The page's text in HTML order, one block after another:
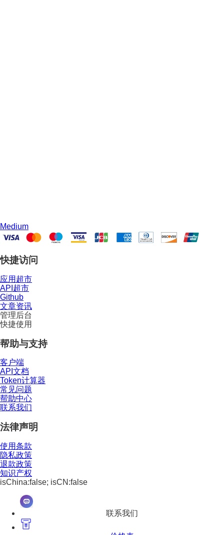
Medium
快捷访问
应用超市
API超市
Github
文章资讯
管理后台
快捷使用
帮助与支持
客户端
API文档
Token计算器
常见问题
帮助中心
联系我们
法律声明
使用条款
隐私政策
退款政策
知识产权
isChina:false; isCN:false
联系我们